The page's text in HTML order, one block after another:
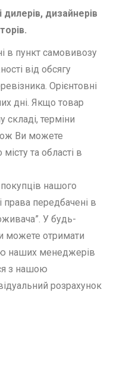
дизайнерів
в пункт самовивозу
від обсягу
Орієнтовні
дні. Якщо товар
складі, терміни
Ви можете
та області в
нашого
передбачені в
У будь-
можете отримати
наших менеджерів
з нашою
розрахунок